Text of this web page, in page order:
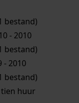
bestand)
- 2010
bestand)
- 2010
bestand)
huur